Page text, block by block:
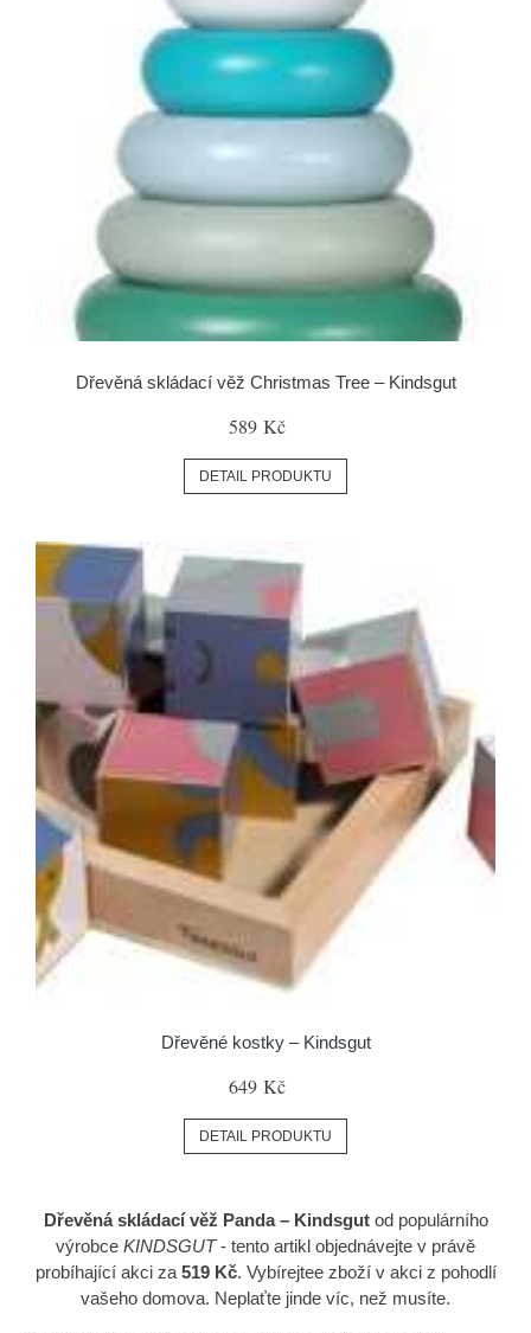
Dřevěná skládací věž Christmas Tree – Kindsgut
589 Kč
DETAIL PRODUKTU
Dřevěné kostky – Kindsgut
649 Kč
DETAIL PRODUKTU
Dřevěná skládací věž Panda – Kindsgutod populárního
výrobce KINDSGUT- tento artikl objednávejte v právě
probíhající akci za 519 Kč. Vybírejtee zboží v akci z pohodlí
vašeho domova. Neplaťte jinde víc, než musíte.